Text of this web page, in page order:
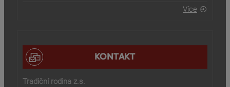
Více
KONTAKT
Tradiční rodina z.s.